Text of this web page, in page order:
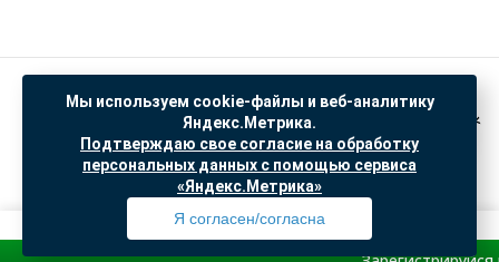
Политика обработки персональных данных
Согласие на обработку данных Яндекс Метрика
"© ООО “САНТЕХГИД”, 2026. Все права защищены. Предложение не является публичной
офертой, цены и информация на сайте ознакомительные
Доработка и продвижение вSO.USE
Мы используем cookie-файлы и веб-аналитику
Яндекс.Метрика.
Подтверждаю свое согласие на обработку
персональных данных с помощью сервиса
«Яндекс.Метрика»
Я согласен/согласна